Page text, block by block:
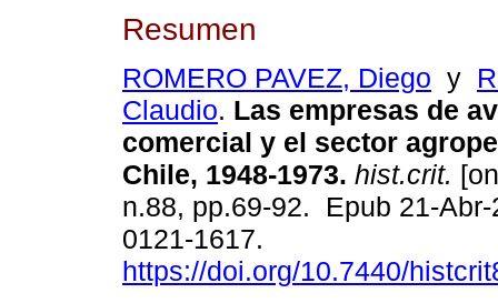
Resumen
ROMERO PAVEZ, Diego y
Claudio. Las empresas de
comercial y el sector
Chile, 1948-1973. hist.crit.
n.88, pp.69-92. Epub 21-
0121-1617.
https://doi.org/10.7440/